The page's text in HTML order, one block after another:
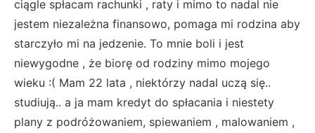
ciągle spłacam rachunki , raty i mimo to nadal nie
jestem niezależna finansowo, pomaga mi rodzina aby
starczyło mi na jedzenie. To mnie boli i jest
niewygodne , że biorę od rodziny mimo mojego
wieku :( Mam 22 lata , niektórzy nadal uczą się..
studiują.. a ja mam kredyt do spłacania i niestety
plany z podróżowaniem, spiewaniem , malowaniem ,